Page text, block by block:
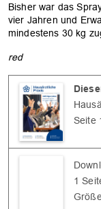
Bisher war das
vier Jahren und
mindestens 30 kg
red
Seite
1